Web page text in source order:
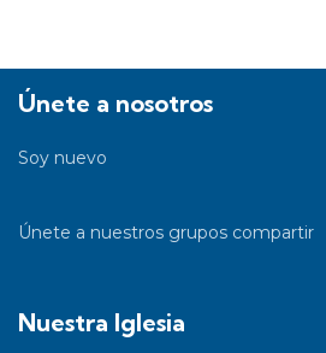
Únete a nosotros
Soy nuevo
Únete a nuestros grupos compartir
Nuestra Iglesia